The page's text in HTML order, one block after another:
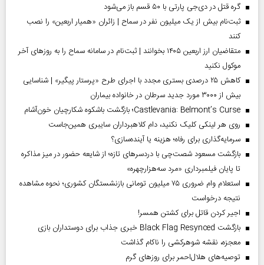
گره قتل در دی‌جی پارتی با ۵۰ قسم باز می‌شود
ثبت‌نام بیش از یک میلیون نفر در سماح | زائران «همیار اربعین» را نصب
کنند
متقاضیان ارز اربعین ۱۴۰۵ بخوانند | ثبت‌نام در سامانه سماح را به روز‌های آخر
موکول نکنید
کاهش ۲۵ درصدی بستری مجدد با اجرای طرح «پرستار پیگیر» | شناسایی
بیش از ۳۰۰۰ مورد جدید سرطان در خانواده بیماران
Castlevania: Belmont’s Curse؛ بازگشت باشکوه شکارچیان خون‌آشام
روی هر لینکی کلیک نکنید، دام کلاهبرداران سایبری همین‌جاست
سرمایه‌گذاری برای رفاه؛ هزینه یا آینده‌سازی؟
بازگشت مسعود شصت‌چی با دردسر‌های تازه؛ از شایعه حضور در میز مذاکره
تا پایان فیلمبرداری «مرد سه‌هزارچهره»
استعلام وام ضروری ۷۵ میلیون تومانی بازنشستگان کشوری؛ نحوه مشاهده
نتیجه درخواست
اجیر کردن قاتل برای کشتن همسر!
بازگشت Black Flag Resynced خبری جذاب برای دوستداران بازی
معجزه، نقشه شوهرکشی را ناکام گذاشت
توصیه‌های هلال‌احمر برای روز‌های گرم